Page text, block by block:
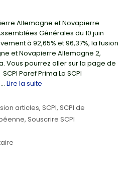
Allemagne et Novapierre
Générales du 10 juin
à 92,65% et 96,37%, la fusion
et Novapierre Allemagne 2,
Vous pourrez aller sur la page de
Paref Prima La SCPI
Lire la suite
articles, SCPI, SCPI de
, Souscrire SCPI